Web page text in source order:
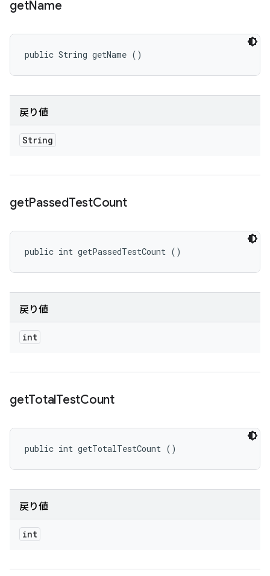
getName
public String getName ()
戻り値
String
getPassedTestCount
public int getPassedTestCount ()
戻り値
int
getTotalTestCount
public int getTotalTestCount ()
戻り値
int